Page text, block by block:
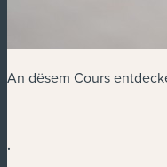
An dësem Cours
.